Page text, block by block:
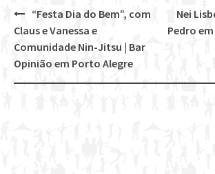
Post
navigation
Nei
Pedro
“Festa Dia do Bem”, com
Claus e Vanessa e
Comunidade Nin-Jitsu | Bar
Opinião em Porto Alegre